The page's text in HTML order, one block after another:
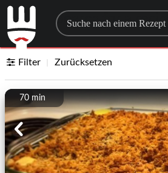
Search for a recipe
Filter Zurücksetzen
70 min